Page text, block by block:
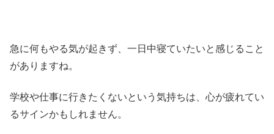
急に何もやる気が起きず、一日中寝ていたいと感じること
がありますね。
学校や仕事に行きたくないという気持ちは、心が疲れてい
るサインかもしれません。